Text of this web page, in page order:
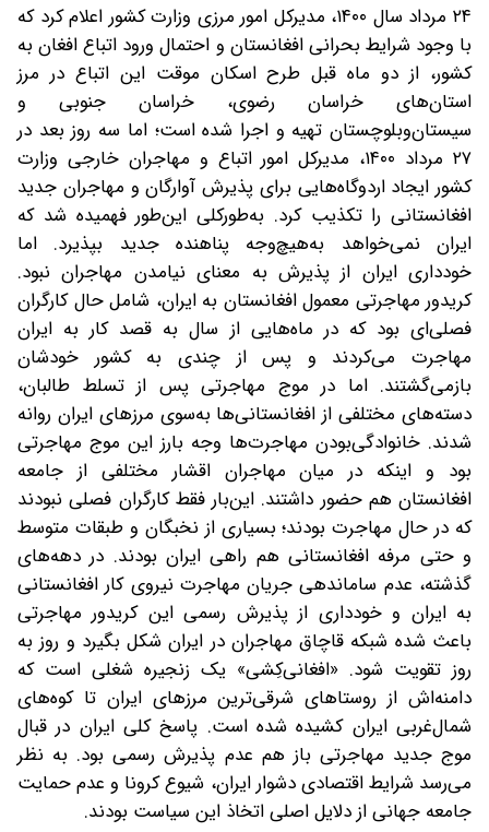
۲۴ مرداد سال ۱۴۰۰، مدیر‌کل امور مرزی وزارت کشور اعلام کرد که
با وجود شرایط بحرانی افغانستان و احتمال ورود اتباع افغان به
کشور، از دو ماه قبل طرح اسکان موقت این اتباع در مرز
استان‌های خراسان رضوی، خراسان جنوبی و
سیستان‌و‌بلوچستان تهیه و اجرا شده است؛ اما سه روز بعد در
۲۷ مرداد ۱۴۰۰، مدیر‌کل امور اتباع و مهاجران خارجی وزارت
کشور ایجاد اردوگاه‌هایی برای پذیرش آوارگان و مهاجران جدید
افغانستانی را تکذیب کرد. به‌طور‌کلی این‌طور فهمیده شد که
ایران نمی‌خواهد به‌هیچ‌وجه پناهنده جدید بپذیرد. اما
خودداری ایران از پذیرش به‌ معنای نیامدن مهاجران نبود.
کریدور مهاجرتی معمول افغانستان به ایران، شامل حال کارگران
فصلی‌ای بود که در ماه‌هایی از سال به قصد کار به ایران
مهاجرت می‌کردند و پس از چندی به کشور خودشان
بازمی‌گشتند. اما در موج مهاجرتی پس از تسلط طالبان،
دسته‌های مختلفی از افغانستانی‌ها به‌سوی مرزهای ایران روانه
شدند. خانوادگی‌بودن مهاجرت‌ها وجه بارز این موج مهاجرتی
بود و اینکه در میان مهاجران اقشار مختلفی از جامعه
افغانستان هم حضور داشتند. این‌بار فقط کارگران فصلی نبودند
که در‌ حال مهاجرت بودند؛ بسیاری از نخبگان و طبقات متوسط
و حتی مرفه افغانستانی هم راهی ایران بودند. در دهه‌های
گذشته، عدم ساماندهی جریان مهاجرت نیروی کار افغانستانی
به ایران و خودداری از پذیرش رسمی این کریدور مهاجرتی
باعث شده شبکه قاچاق مهاجران در ایران شکل بگیرد و روز‌ به
روز تقویت شود. «افغانی‌کِشی» یک زنجیره شغلی است که
دامنه‌اش از روستاهای شرقی‌ترین مرزهای ایران تا کوه‌های
شمال‌‌غربی ایران کشیده شده است. پاسخ کلی ایران در قبال
موج جدید مهاجرتی باز هم عدم پذیرش رسمی بود. به نظر
می‌رسد شرایط اقتصادی دشوار ایران، شیوع کرونا و عدم حمایت
جامعه جهانی از دلایل اصلی اتخاذ این سیاست بودند.